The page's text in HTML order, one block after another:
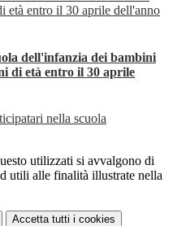
dell'infanzia dei bambini
di età entro il 30 aprile
nella scuola
utilizzati si avvalgono di
utili alle finalità illustrate nella
Accetta tutti i cookies